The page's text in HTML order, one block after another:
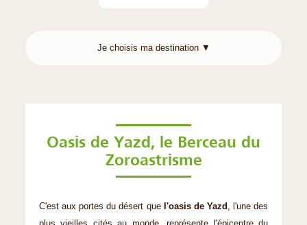
Oasis de Yazd, le Berceau du
Zoroastrisme
C'est aux portes du désert que l'oasis de Yazd , l'une des